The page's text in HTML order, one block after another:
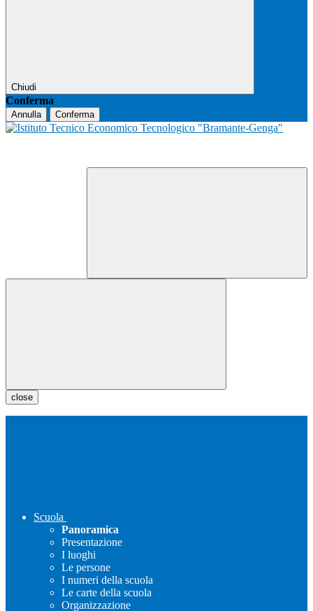
Chiudi
Conferma
Annulla Conferma
close
Scuola
Panoramica
Presentazione
I luoghi
Le persone
I numeri della scuola
Le carte della scuola
Organizzazione